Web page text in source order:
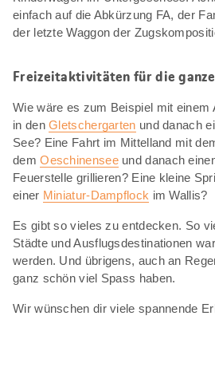
einfach auf die Abkürzung FA, der
der letzte Waggon der
Freizeitaktivitäten für die
Wie wäre es zum Beispiel mit einem
in denGletschergarten und danach
See? Eine Fahrt im Mittelland mit
demOeschinenseeund danach
Feuerstelle grillieren? Eine kleine
einer Miniatur-Dampflock im Wallis?
Es gibt so vieles zu entdecken. So
Städte und Ausflugsdestinationen
werden. Und übrigens, auch an
ganz schön viel Spass haben.
Wir wünschen dir viele spannende